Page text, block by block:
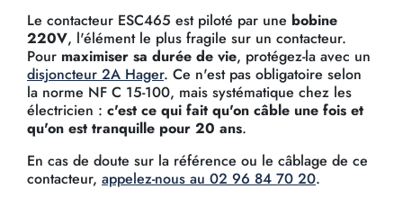
Le contacteur ESC465 est piloté par une bobine
220V, l'élément le plus fragile sur un contacteur.
Pour maximiser sa durée de vie, protégez-la avec un
disjoncteur 2A Hager. Ce n'est pas obligatoire selon
la norme NF C 15-100, mais systématique chez les
électricien : c'est ce qui fait qu'on câble une fois et
qu'on est tranquille pour 20 ans.
En cas de doute sur la référence ou le câblage de ce
contacteur, appelez-nous au 02 96 84 70 20.